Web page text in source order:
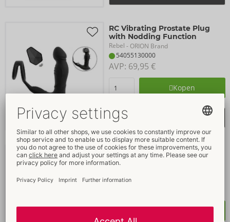
RC Vibrating Prostate Plug
with Nodding Function
Rebel - ORION Brand
54055130000
AVP: 69,95 €
Kopen
Verlanglijstje selecteren
Glans Masturbation Cup
Trainer
54060210000